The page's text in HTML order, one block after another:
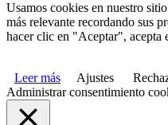
Usamos cookies en nuestro
más relevante recordando sus
hacer clic en "Aceptar", acepta
Leer más Ajustes
Administrar consentimiento